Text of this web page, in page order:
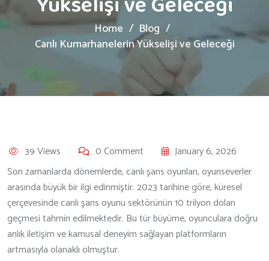
Home
Blog
Canlı Kumarhanelerin Yükselişi ve Geleceği
39 Views 0 Comment
January 6, 2026
Son zamanlarda dönemlerde, canlı şans oyunları, oyunseverler
arasında büyük bir ilgi edinmiştir. 2023 tarihine göre, küresel
çerçevesinde canlı şans oyunu sektörünün 10 trilyon doları
geçmesi tahmin edilmektedir. Bu tür büyüme, oyunculara doğru
anlık iletişim ve kamusal deneyim sağlayan platformların
artmasıyla olanaklı olmuştur.